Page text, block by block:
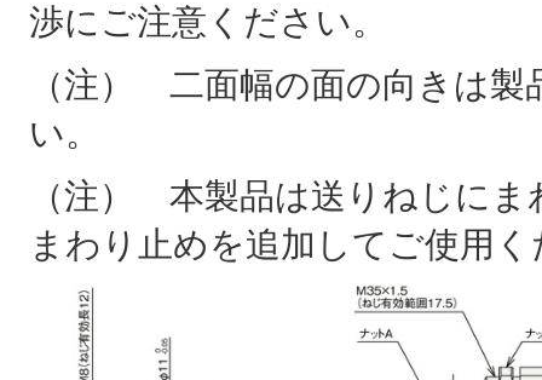
渉にご注意ください。
（注） 二面幅の面の向きは
い。
（注） 本製品は送りねじに
まわり止めを追加してご使用